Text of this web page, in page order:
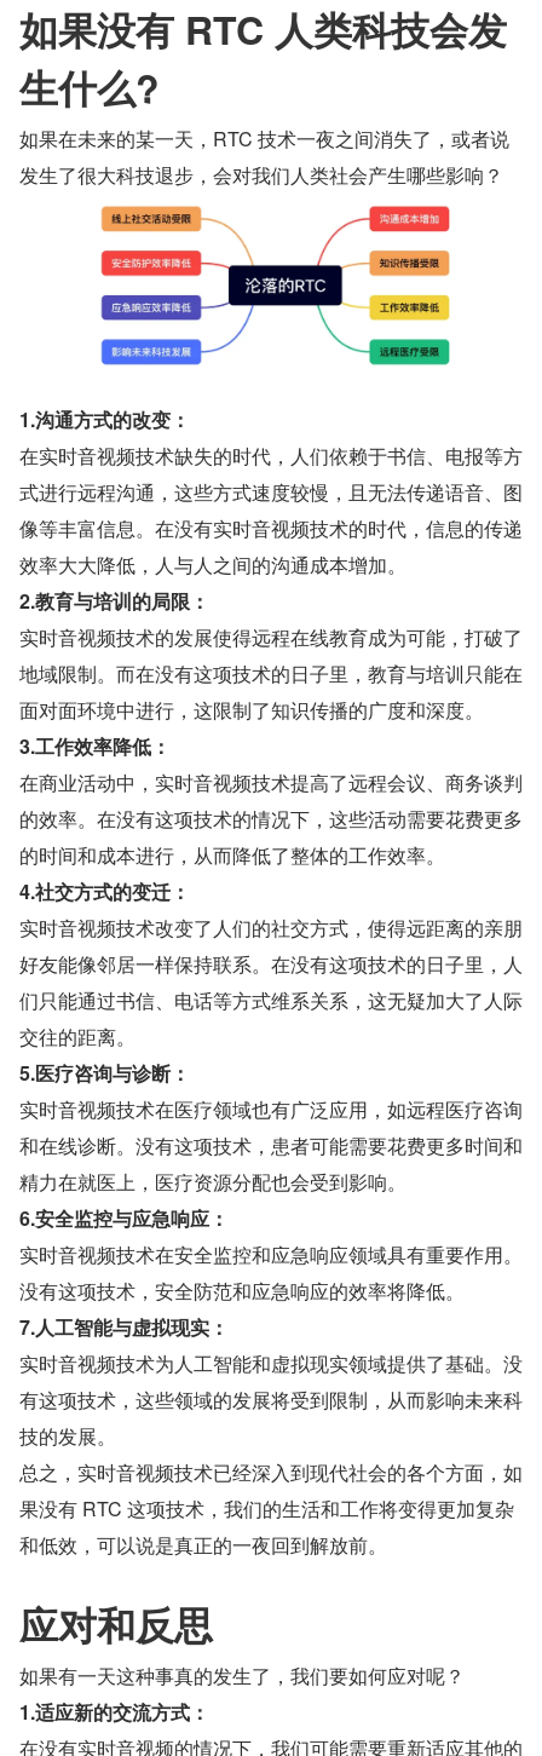
如果没有 RTC 人类科技会发
生什么?
如果在未来的某一天，RTC 技术一夜之间消失了，或者说
发生了很大科技退步，会对我们人类社会产生哪些影响？
1.沟通方式的改变：
在实时音视频技术缺失的时代，人们依赖于书信、电报等方
式进行远程沟通，这些方式速度较慢，且无法传递语音、图
像等丰富信息。在没有实时音视频技术的时代，信息的传递
效率大大降低，人与人之间的沟通成本增加。
2.教育与培训的局限：
实时音视频技术的发展使得远程在线教育成为可能，打破了
地域限制。而在没有这项技术的日子里，教育与培训只能在
面对面环境中进行，这限制了知识传播的广度和深度。
3.工作效率降低：
在商业活动中，实时音视频技术提高了远程会议、商务谈判
的效率。在没有这项技术的情况下，这些活动需要花费更多
的时间和成本进行，从而降低了整体的工作效率。
4.社交方式的变迁：
实时音视频技术改变了人们的社交方式，使得远距离的亲朋
好友能像邻居一样保持联系。在没有这项技术的日子里，人
们只能通过书信、电话等方式维系关系，这无疑加大了人际
交往的距离。
5.医疗咨询与诊断：
实时音视频技术在医疗领域也有广泛应用，如远程医疗咨询
和在线诊断。没有这项技术，患者可能需要花费更多时间和
精力在就医上，医疗资源分配也会受到影响。
6.安全监控与应急响应：
实时音视频技术在安全监控和应急响应领域具有重要作用。
没有这项技术，安全防范和应急响应的效率将降低。
7.人工智能与虚拟现实：
实时音视频技术为人工智能和虚拟现实领域提供了基础。没
有这项技术，这些领域的发展将受到限制，从而影响未来科
技的发展。
总之，实时音视频技术已经深入到现代社会的各个方面，如
果没有 RTC 这项技术，我们的生活和工作将变得更加复杂
和低效，可以说是真正的一夜回到解放前。
应对和反思
如果有一天这种事真的发生了，我们要如何应对呢？
1.适应新的交流方式：
在没有实时音视频的情况下，我们可能需要重新适应其他的